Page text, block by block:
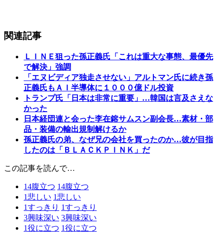
関連記事
ＬＩＮＥ狙った孫正義氏「これは重大な事態、最優先
で解決」強調
「エヌビディア独走させない」アルトマン氏に続き孫
正義氏もＡＩ半導体に１０００億ドル投資
トランプ氏「日本は非常に重要」…韓国は言及さえな
かった
日本経団連と会った李在鎔サムスン副会長…素材・部
品・装備の輸出規制解けるか
孫正義氏の弟、なぜ兄の会社を買ったのか…彼が目指
したのは「ＢＬＡＣＫＰＩＮＫ」だ
この記事を読んで…
14腹立つ 14腹立つ
1悲しい 1悲しい
1すっきり 1すっきり
3興味深い 3興味深い
1役に立つ 1役に立つ